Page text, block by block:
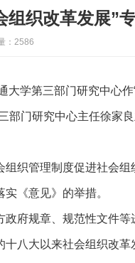
组织改革发展”
：2586
学第三部门研究中心
部门研究中心主任徐家良
织管理制度促进社会组
《意见》的举措。
府规章、规范性文件
八大以来社会组织改